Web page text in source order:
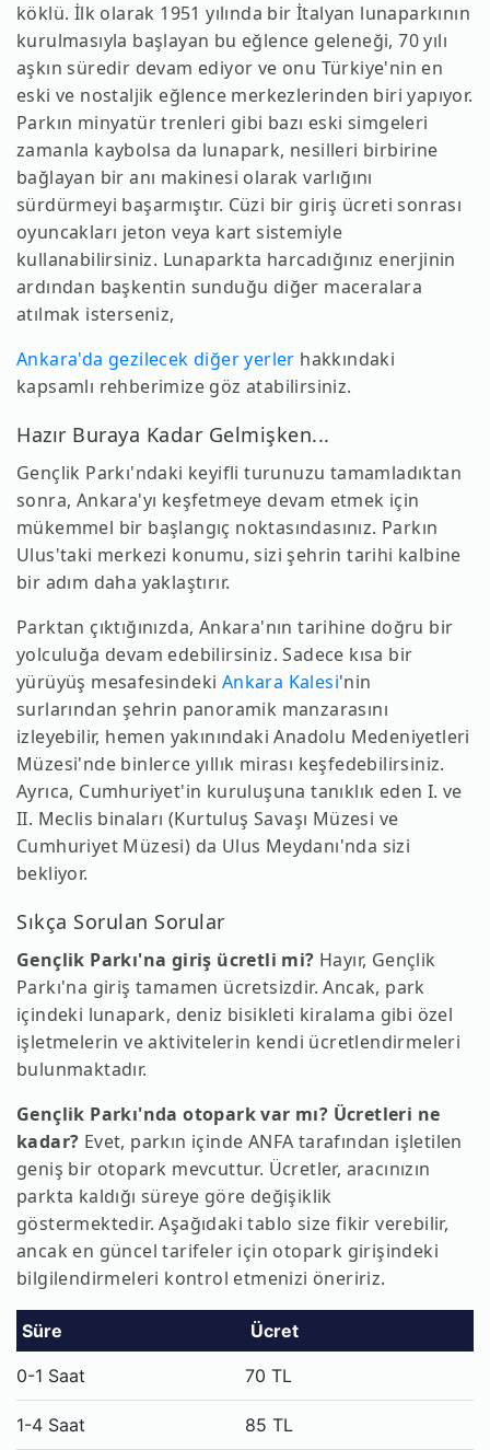
köklü. İlk olarak 1951 yılında bir İtalyan lunaparkının
kurulmasıyla başlayan bu eğlence geleneği, 70 yılı
aşkın süredir devam ediyor ve onu Türkiye'nin en
eski ve nostaljik eğlence merkezlerinden biri yapıyor.
Parkın minyatür trenleri gibi bazı eski simgeleri
zamanla kaybolsa da lunapark, nesilleri birbirine
bağlayan bir anı makinesi olarak varlığını
sürdürmeyi başarmıştır. Cüzi bir giriş ücreti sonrası
oyuncakları jeton veya kart sistemiyle
kullanabilirsiniz. Lunaparkta harcadığınız enerjinin
ardından başkentin sunduğu diğer maceralara
atılmak isterseniz,
Ankara'da gezilecek diğer yerler hakkındaki
kapsamlı rehberimize göz atabilirsiniz.
Hazır Buraya Kadar Gelmişken...
Gençlik Parkı'ndaki keyifli turunuzu tamamladıktan
sonra, Ankara'yı keşfetmeye devam etmek için
mükemmel bir başlangıç noktasındasınız. Parkın
Ulus'taki merkezi konumu, sizi şehrin tarihi kalbine
bir adım daha yaklaştırır.
Parktan çıktığınızda, Ankara'nın tarihine doğru bir
yolculuğa devam edebilirsiniz. Sadece kısa bir
yürüyüş mesafesindeki Ankara Kalesi'nin
surlarından şehrin panoramik manzarasını
izleyebilir, hemen yakınındaki Anadolu Medeniyetleri
Müzesi'nde binlerce yıllık mirası keşfedebilirsiniz.
Ayrıca, Cumhuriyet'in kuruluşuna tanıklık eden I. ve
II. Meclis binaları (Kurtuluş Savaşı Müzesi ve
Cumhuriyet Müzesi) da Ulus Meydanı'nda sizi
bekliyor.
Sıkça Sorulan Sorular
Gençlik Parkı'na giriş ücretli mi? Hayır, Gençlik
Parkı'na giriş tamamen ücretsizdir. Ancak, park
içindeki lunapark, deniz bisikleti kiralama gibi özel
işletmelerin ve aktivitelerin kendi ücretlendirmeleri
bulunmaktadır.
Gençlik Parkı'nda otopark var mı? Ücretleri ne
kadar? Evet, parkın içinde ANFA tarafından işletilen
geniş bir otopark mevcuttur. Ücretler, aracınızın
parkta kaldığı süreye göre değişiklik
göstermektedir. Aşağıdaki tablo size fikir verebilir,
ancak en güncel tarifeler için otopark girişindeki
bilgilendirmeleri kontrol etmenizi öneririz.
Süre Ücret
0-1 Saat 70 TL
1-4 Saat 85 TL